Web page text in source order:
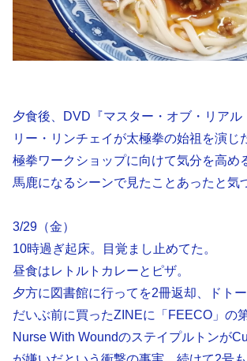
夕食後、DVD『マスター・オブ・リアル
リー・リンチェイが太極拳の始祖を演じ
極拳ワークショップに向けて気分を高め
馬鹿になるシーンで見たことあったと気
3/29（金）
10時過ぎ起床。目覚まし止めてた。
昼食はレトルトカレーとピザ。
夕方に図書館に行ってを2冊返却、ドトー
だいぶ前に買ったZINEに「FEECO」の
Nurse With Woundのステイプルトンが